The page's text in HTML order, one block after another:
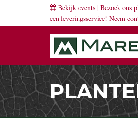
Bekijk events | Bezoek ons
een leveringsservice! Neem